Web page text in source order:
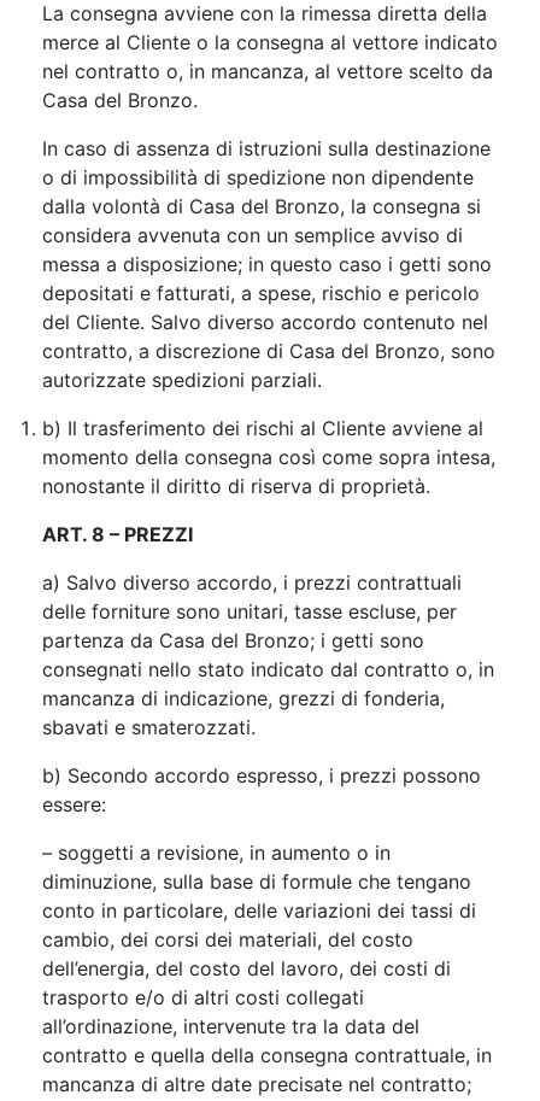
La consegna avviene con la rimessa diretta della
merce al Cliente o la consegna al vettore indicato
nel contratto o, in mancanza, al vettore scelto da
Casa del Bronzo.
In caso di assenza di istruzioni sulla destinazione
o di impossibilità di spedizione non dipendente
dalla volontà di Casa del Bronzo, la consegna si
considera avvenuta con un semplice avviso di
messa a disposizione; in questo caso i getti sono
depositati e fatturati, a spese, rischio e pericolo
del Cliente. Salvo diverso accordo contenuto nel
contratto, a discrezione di Casa del Bronzo, sono
autorizzate spedizioni parziali.
b) Il trasferimento dei rischi al Cliente avviene al
momento della consegna così come sopra intesa,
nonostante il diritto di riserva di proprietà.
ART. 8 – PREZZI
a) Salvo diverso accordo, i prezzi contrattuali
delle forniture sono unitari, tasse escluse, per
partenza da Casa del Bronzo; i getti sono
consegnati nello stato indicato dal contratto o, in
mancanza di indicazione, grezzi di fonderia,
sbavati e smaterozzati.
b) Secondo accordo espresso, i prezzi possono
essere:
– soggetti a revisione, in aumento o in
diminuzione, sulla base di formule che tengano
conto in particolare, delle variazioni dei tassi di
cambio, dei corsi dei materiali, del costo
dell’energia, del costo del lavoro, dei costi di
trasporto e/o di altri costi collegati
all’ordinazione, intervenute tra la data del
contratto e quella della consegna contrattuale, in
mancanza di altre date precisate nel contratto;